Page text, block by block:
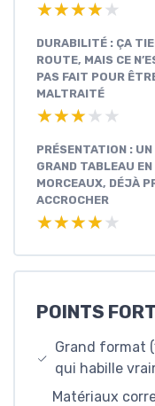
★★★★★
★★★★★
DURABILITÉ : ÇA
ROUTE, MAIS CE
PAS FAIT POUR
MALTRAITÉ
★★★★★
★★★★★
PRÉSENTATION : UN
GRAND TABLEAU EN
MORCEAUX, DÉJÀ
ACCROCHER
★★★★★
★★★★★
POINTS
Grand format
qui habille
Matériaux